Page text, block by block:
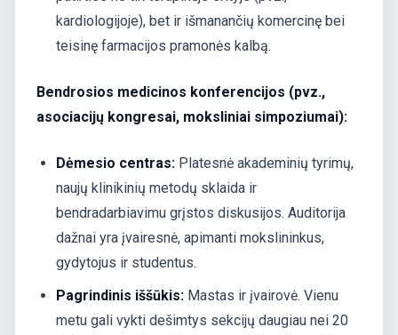
kardiologijoje), bet ir išmanančių komercinę bei
teisinę farmacijos pramonės kalbą.
Bendrosios medicinos konferencijos (pvz.,
asociacijų kongresai, moksliniai simpoziumai):
Dėmesio centras: Platesnė akademinių tyrimų,
naujų klinikinių metodų sklaida ir
bendradarbiavimu grįstos diskusijos. Auditorija
dažnai yra įvairesnė, apimanti mokslininkus,
gydytojus ir studentus.
Pagrindinis iššūkis: Mastas ir įvairovė. Vienu
metu gali vykti dešimtys sekcijų daugiau nei 20